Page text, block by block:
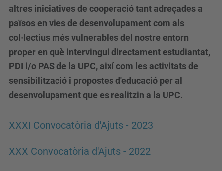
altres iniciatives de cooperació tant adreçades a
països en vies de desenvolupament com als
col·lectius més vulnerables del nostre entorn
proper en què intervingui directament estudiantat,
PDI i/o PAS de la UPC, així com les activitats de
sensibilització i propostes d'educació per al
desenvolupament que es realitzin a la UPC.
XXXI Convocatòria d'Ajuts - 2023
XXX Convocatòria d'Ajuts - 2022